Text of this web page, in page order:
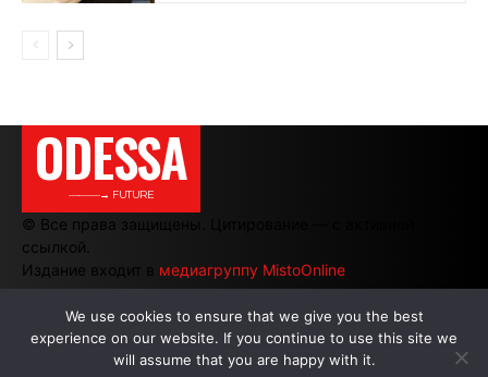
ODESSA
———→ FUTURE
© Все права защищены. Цитирование — с активной
ссылкой.
Издание входит в медиагруппу MistoOnline
АВТОРЫ | РЕКЛАМА НА САЙТЕ
We use cookies to ensure that we give you the best
experience on our website. If you continue to use this site we
will assume that you are happy with it.